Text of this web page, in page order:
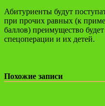
Абитуриенты будут
при прочих равных (к
баллов) преимущество
спецоперации и их детей.
Похожие записи